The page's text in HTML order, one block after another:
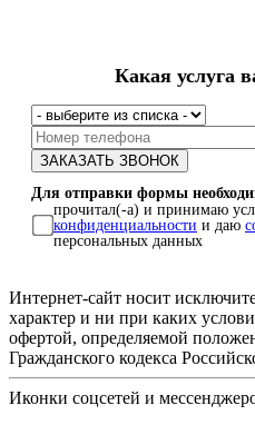
Какая услуга
Для отправки формы
прочитал(-а) и принимаю
конфиденциальности и даю
персональных данных
Интернет-сайт носит
характер и ни при каких
офертой, определяемой
Гражданского кодекса
Иконки соцсетей и